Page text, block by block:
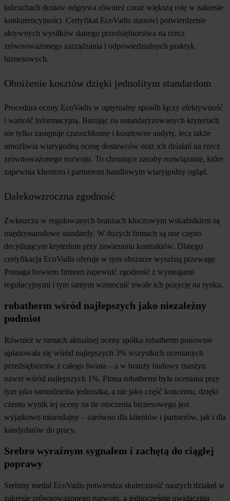
łańcuchach dostaw odgrywa również coraz większą rolę w zakresie
konkurencyjności. Certyfikat EcoVadis stanowi potwierdzenie
aktywnych wysiłków danego przedsiębiorstwa na rzecz
zrównoważonego zarządzania i odpowiedzialnych praktyk
biznesowych.
Obniżenie kosztów dzięki jednolitym standardom
Procedura oceny EcoVadis w optymalny sposób łączy efektywność
i wartość informacyjną. Bazując na ustandaryzowanych kryteriach
nie tylko zastępuje czasochłonne i kosztowne audyty, lecz także
umożliwia wiarygodną ocenę dostawców oraz ich działań na rzecz
zrównoważonego rozwoju. To chroniące zasoby rozwiązanie, które
zapewnia klientom i partnerom handlowym wiarygodny ogląd.
Dalekowzroczna zgodność
Zwłaszcza w regulowanych branżach kluczowym wskaźnikiem są
międzynarodowe standardy. W dużych firmach są one często
decydującym kryterium przy zawieraniu kontraktów. Dlatego
certyfikacja EcoVadis oferuje w tym obszarze wyraźną przewagę.
Pomaga bowiem firmom zapewnić zgodność z wymogami
regulacyjnymi i tym samym wzmocnić trwale ich pozycję na rynku.
robatherm wśród najlepszych jako niezależny
podmiot
Również w ramach aktualnej oceny spółka robatherm ponownie
uplasowała się wśród najlepszych 3% wszystkich ocenianych
przedsiębiorstw z całego świata – a w branży budowy maszyn
nawet wśród najlepszych 1%. Firma robatherm była oceniana przy
tym jako samodzielna jednostka, a nie jako część koncernu, dzięki
czemu wynik tej oceny na tle otoczenia biznesowego jest
wyjątkowo miarodajny – zarówno dla klientów i partnerów, jak i dla
kandydatów do pracy.
Srebro wyraźnym sygnałem i zachętą do ciągłej
poprawy
Srebrny medal EcoVadis potwierdza skuteczność naszych działań w
zakresie zrównoważonego rozwoju, a jednocześnie uwidacznia